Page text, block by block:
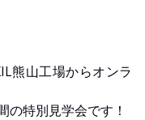
熊山工場からオンラ
の特別見学会です！